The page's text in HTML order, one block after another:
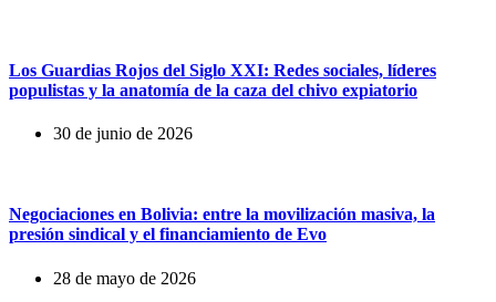
Los Guardias Rojos del Siglo XXI: Redes sociales, líderes
populistas y la anatomía de la caza del chivo expiatorio
30 de junio de 2026
Negociaciones en Bolivia: entre la movilización masiva, la
presión sindical y el financiamiento de Evo
28 de mayo de 2026